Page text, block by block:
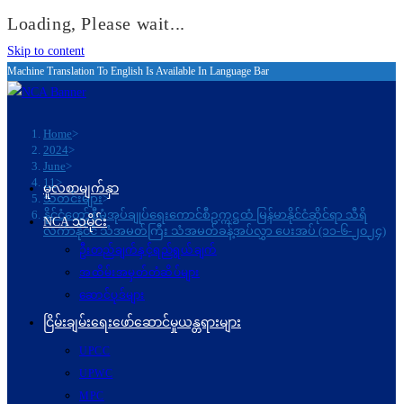
Loading, Please wait...
Skip to content
Machine Translation To English Is Available In Language Bar
Home>
2024>
June>
11>
သတင်းများ>
နိုင်ငံတော်စီမံအုပ်ချုပ်ရေးကောင်စီဥက္ကဋ္ဌထံ မြန်မာနိုင်ငံဆိုင်ရာ သီရိ
လင်္ကာနိုင်ငံ သံအမတ်ကြီး သံအမတ်ခန့်အပ်လွှာ ပေးအပ် (၁၁-၆-၂၀၂၄)
မူလစာမျက်နှာ
NCA သမိုင်း
ဦးတည်ချက်နှင့်ရည်ရွယ်ချက်
အထိမ်းအမှတ်တံဆိပ်များ
ဆောင်ပုဒ်များ
ငြိမ်းချမ်းရေးဖော်‌ဆောင်မှုယန္တရားများ
UPCC
UPWC
MPC